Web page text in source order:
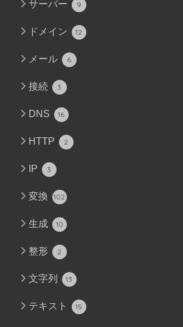
サーバー 9
ドメイン 12
メール 6
接続 3
DNS 16
HTTP 2
IP 3
変換 102
生成 10
整形 2
文字列 13
テキスト 15